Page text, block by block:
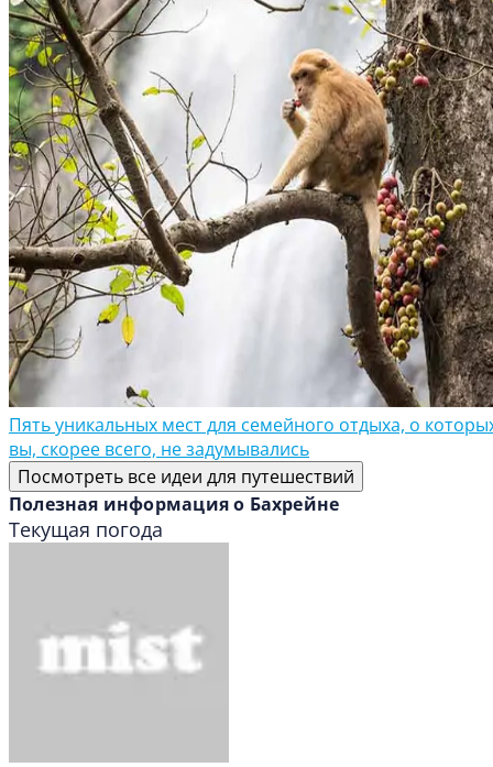
Пять уникальных мест для семейного отдыха, о
вы, скорее всего, не задумывались
Посмотреть все идеи для путешествий
Полезная информация о Бахрейне
Текущая погода